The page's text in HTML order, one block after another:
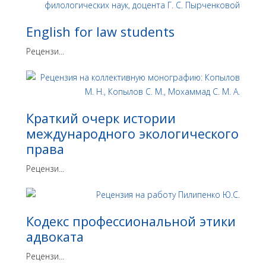
English for law students
Рецензи...
Краткий очерк истории
международного экологического
права
Рецензи...
Кодекс профессиональной этики
адвоката
Рецензи...